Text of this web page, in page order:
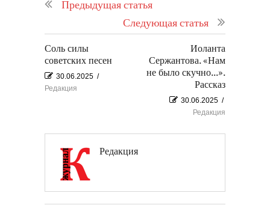
Предыдущая статья
Следующая статья
Соль силы
советских песен
30.06.2025 /
Редакция
Иоланта
Сержантова. «Нам
не было скучно...».
Рассказ
30.06.2025 /
Редакция
Редакция